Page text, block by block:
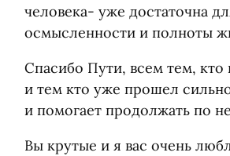
человека- уже достаточна
осмысленности и полноты
Спасибо Пути, всем тем, кто
и тем кто уже прошел
и помогает продолжать по
Вы крутые и я вас очень